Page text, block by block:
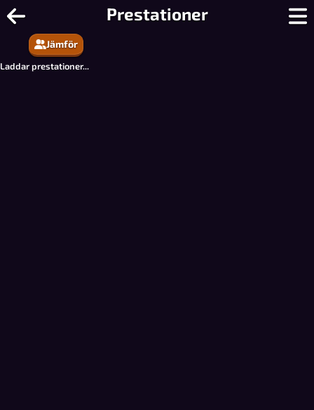
Prestationer
Pop-a-Word - Gratis flerspelar
Jämför
Laddar prestationer...